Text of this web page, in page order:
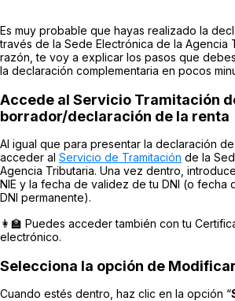
Es muy probable que hayas realizado la
través de la Sede Electrónica de la Agencia
razón, te voy a explicar los pasos que
la declaración complementaria en pocos
Accede al Servicio Tramitación
borrador/declaración de la renta
Al igual que para presentar la declaración
acceder al Servicio de Tramitación de la
Agencia Tributaria. Una vez dentro,
NIE y la fecha de validez de tu DNI (o fecha
DNI permanente).
👩‍🏫 Puedes acceder también con tu
electrónico.
Selecciona la opción de
Cuando estés dentro, haz clic en la opción “